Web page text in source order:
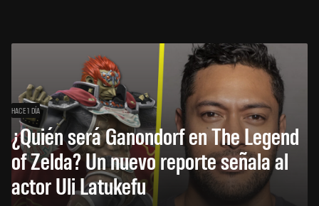
HACE 1 DÍA
¿Quién será Ganondorf en The Legend
of Zelda? Un nuevo reporte señala al
actor Uli Latukefu